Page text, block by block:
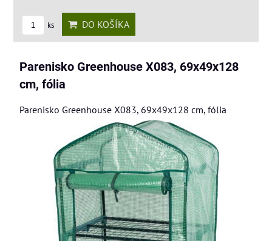
ks DO KOŠÍKA
Parenisko Greenhouse X083, 69x49x128
cm, fólia
Parenisko Greenhouse X083, 69x49x128 cm, fólia